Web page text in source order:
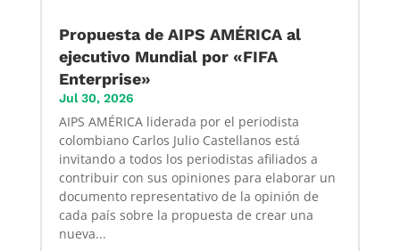
Propuesta de AIPS AMÉRICA al
ejecutivo Mundial por «FIFA
Enterprise»
Jul 30, 2026
AIPS AMÉRICA liderada por el periodista
colombiano Carlos Julio Castellanos está
invitando a todos los periodistas afiliados a
contribuir con sus opiniones para elaborar un
documento representativo de la opinión de
cada país sobre la propuesta de crear una
nueva...